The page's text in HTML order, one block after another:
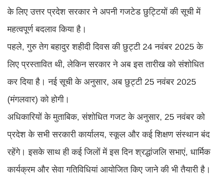
के लिए उत्तर प्रदेश सरकार ने अपनी गजटेड छुट्टियों की सूची में
महत्वपूर्ण बदलाव किया है।
पहले, गुरु तेग बहादुर शहीदी दिवस की छुट्टी 24 नवंबर 2025 के
लिए प्रस्तावित थी, लेकिन सरकार ने अब इस तारीख को संशोधित
कर दिया है। नई सूची के अनुसार, अब छुट्टी 25 नवंबर 2025
(मंगलवार) को होगी।
अधिकारियों के मुताबिक, संशोधित गजट के अनुसार, 25 नवंबर को
प्रदेश के सभी सरकारी कार्यालय, स्कूल और कई शिक्षण संस्थान बंद
रहेंगे। इसके साथ ही कई जिलों में इस दिन श्रद्धांजलि सभाएं, धार्मिक
कार्यक्रम और सेवा गतिविधियां आयोजित किए जाने की भी तैयारी है।